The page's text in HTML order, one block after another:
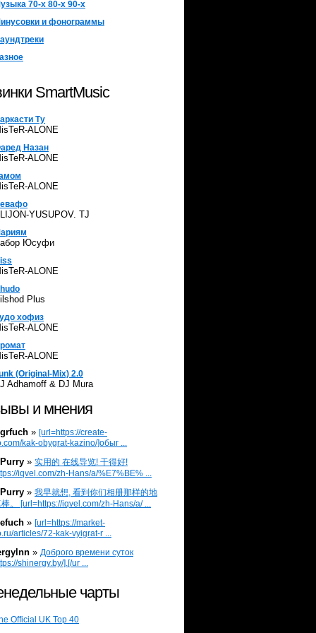
70-х 80-х 90-х
и фонограммы
SmartMusic
Ту
ALONE
Назан
ALONE
ALONE
YUSUPOV. TJ
Юсуфи
ALONE
Plus
хофиз
ALONE
ALONE
(Original-Mix) 2.0
Adhamoff & DJ Mura
и мнения
» [url=https://create-
kak-obygrat-kazino/]обыг ...
» 实用的 在线导览! 干得好!
iqvel.com/zh-Hans/a/%E7%BE% ...
» 我早就想, 看到你们相册那样的地
。 [url=https://iqvel.com/zh-Hans/a/ ...
» [url=https://market-
articles/72-kak-vyigrat-r ...
» Доброго времени суток
shinergy.by/].[/ur ...
чарты
Official UK Top 40